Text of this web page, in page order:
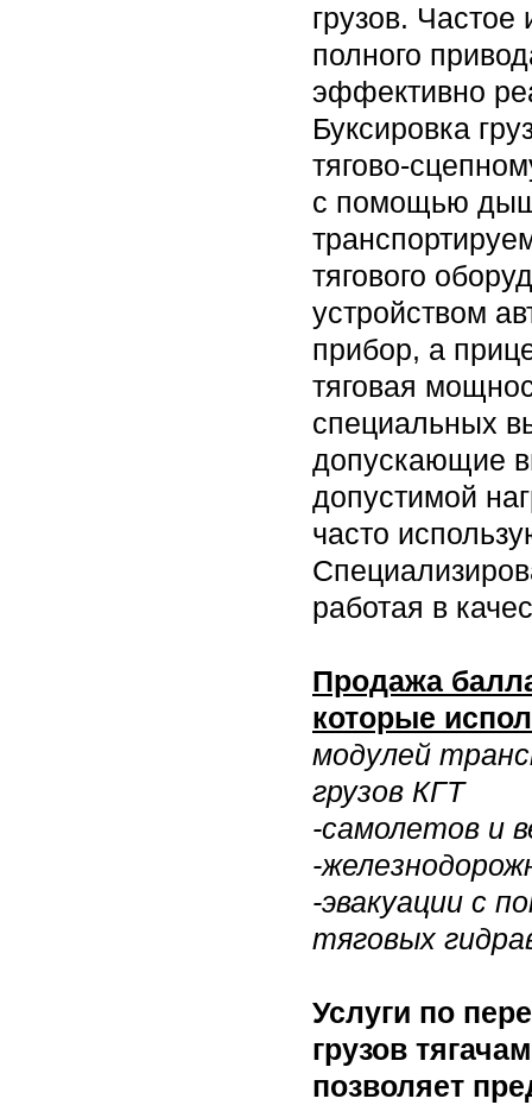
грузов. Частое
полного
эффективно
Буксировка
тягово-
с помощью
тягового
устройством
прибор, а
тяговая
специальных
допускающие
допустимой
часто
работая в
Продажа
которые
модулей
грузов КГТ
-самолетов и
-
-эвакуации с
тяговых
Услуги по
грузов
позволяет